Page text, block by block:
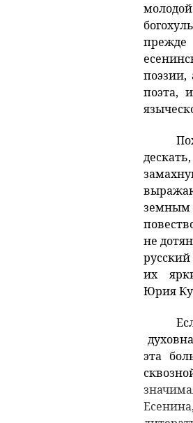
поэзии,
поэта,
не
их
Юрия
эта